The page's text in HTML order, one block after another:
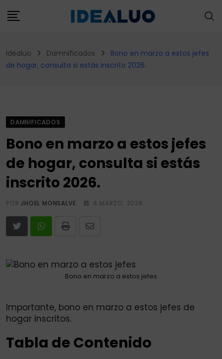
to
Idealuo Damnificados
Bono en marzo a estos jefes
de hogar, consulta si estás inscrito 2026.
DAMNIFICADOS
Bono en marzo a estos jefes
de hogar, consulta si estás
inscrito 2026.
PORJHOEL MONSALVE 4 MARZO, 2026
Print
Share
Bono en marzo a estos jefes
Importante, bono en marzo a estos jefes de
hogar inscritos.
Tabla de Contenido